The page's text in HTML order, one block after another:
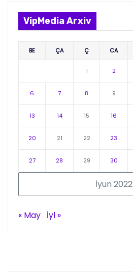
VipMedia Arxiv
İyun 2022
BE ÇA Ç CA
1 2
6 7 8 9
13 14 15 16
20 21 22 23
27 28 29 30
« May İyl »